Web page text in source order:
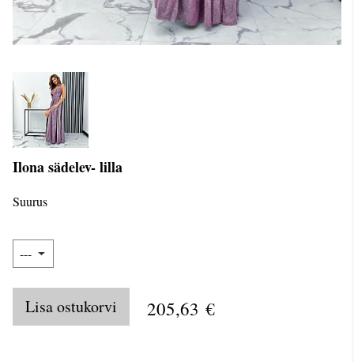
Ilona sädelev- lilla
Suurus
Lisa ostukorvi 205,63 €